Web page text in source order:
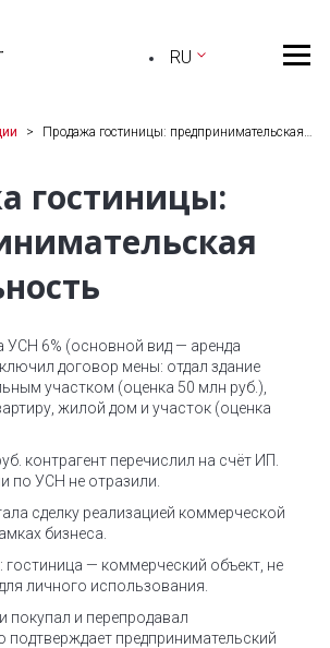
RU
Продажа гостиницы: предпринимательская…
гостиницы:
УСН 6% (основной вид — аренда
договор мены: отдал здание
участком (оценка 50 млн руб.),
жилой дом и участок (оценка
контрагент перечислил на счёт ИП.
по УСН не отразили.
сделку реализацией коммерческой
бизнеса.
гостиница — коммерческий объект, не
личного использования.
покупал и перепродавал
подтверждает предпринимательский